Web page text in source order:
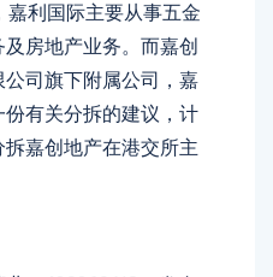
利国际主要从事五金
房地产业务。而嘉创
司旗下附属公司，嘉
有关分拆的建议，计
嘉创地产在港交所主